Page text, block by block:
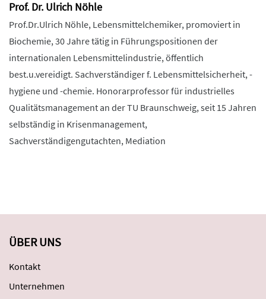
Prof. Dr. Ulrich Nöhle
Prof.Dr.Ulrich Nöhle, Lebensmittelchemiker, promoviert in
Biochemie, 30 Jahre tätig in Führungspositionen der
internationalen Lebensmittelindustrie, öffentlich
best.u.vereidigt. Sachverständiger f. Lebensmittelsicherheit, -
hygiene und -chemie. Honorarprofessor für industrielles
Qualitätsmanagement an der TU Braunschweig, seit 15 Jahren
selbständig in Krisenmanagement,
Sachverständigengutachten, Mediation
ÜBER UNS
Kontakt
Unternehmen